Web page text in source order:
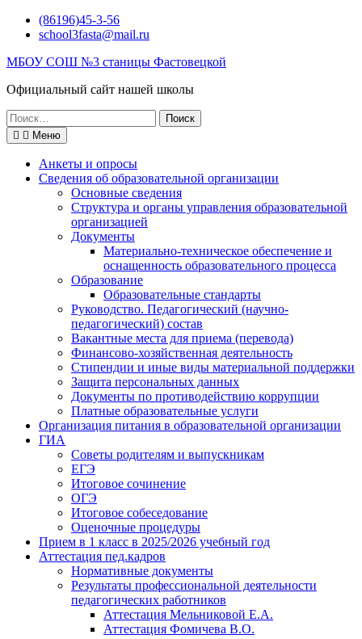
Перейти(86196)45-3-56
school3fasta@mail.ru
МБОУ СОШ №3 станицы Фастовецкой
Официальный сайт нашей школы
Поиск
по:
Меню
Анкеты и опросы
Сведения об образовательной организации
Основные сведения
Структура и органы управления образовательной
организацией
Документы
Материально-техническое обеспечение и
оснащенность образовательного процесса
Образование
Образовательные стандарты
Руководство. Педагогический (научно-
педагогический) состав
Вакантные места для приема (перевода)
Финансово-хозяйственная деятельность
Стипендии и иные виды материальной поддержки
Защита персональных данных
Документы по противодействию коррупции
Платные образовательные услуги
Организация питания в образовательной организации
ГИА
Советы родителям и выпускникам
ЕГЭ
Итоговое сочинение
ОГЭ
Итоговое собеседование
Оценочные процедуры
Прием в 1 класс в 2025/2026 учебный год
Аттестация пед.кадров
Нормативные документы
Результаты профессиональной деятельности
педагогических работников
Аттестация Мельниковой Е.А.
Аттестация Фомичева В.О.